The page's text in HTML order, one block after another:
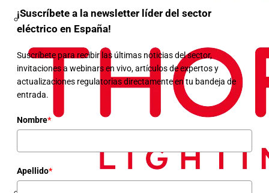
¡Suscríbete a la newsletter líder del sector
eléctrico en España!
Suscríbete para recibir las últimas noticias del sector,
invitaciones a webinars en vivo, artículos de expertos y
actualizaciones regulatorias directamente en tu bandeja de
entrada.
Nombre*
Apellido*